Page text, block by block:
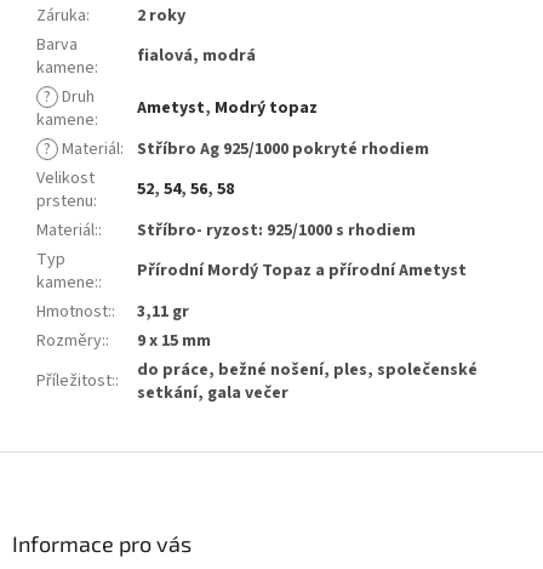
Záruka:
2 roky
Barva
kamene:
fialová, modrá
? Druh
kamene: Ametyst, Modrý topaz
? Materiál: Stříbro Ag 925/1000 pokryté rhodiem
Velikost
prstenu: 52, 54, 56, 58
Materiál::
Stříbro- ryzost: 925/1000 s rhodiem
Typ
kamene::
Přírodní Mordý Topaz a přírodní Ametyst
Hmotnost::
3,11 gr
Rozměry::
9 x 15 mm
Příležitost::
do práce, bežné nošení, ples, společenské
setkání, gala večer
Informace pro vás